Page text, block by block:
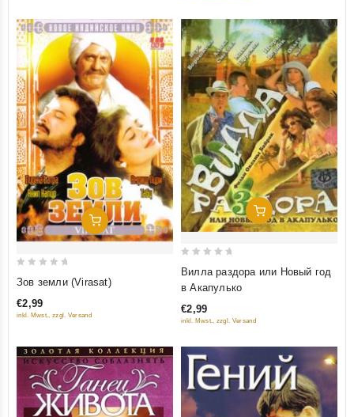
Добавить В Корзину
of
Зов земли (Virasat)
€2,99
inkl. Mwst., zzgl. Versand
Добавить В Корзину
5
Вилла раздора или Новый год
в Акапулько
€2,99
inkl. Mwst., zzgl. Versand